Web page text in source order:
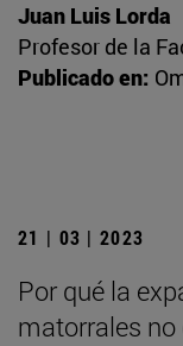
Juan Luis Lorda
Profesor de la
Publicado en:
21 | 03 | 2023
Por qué la
matorrales no